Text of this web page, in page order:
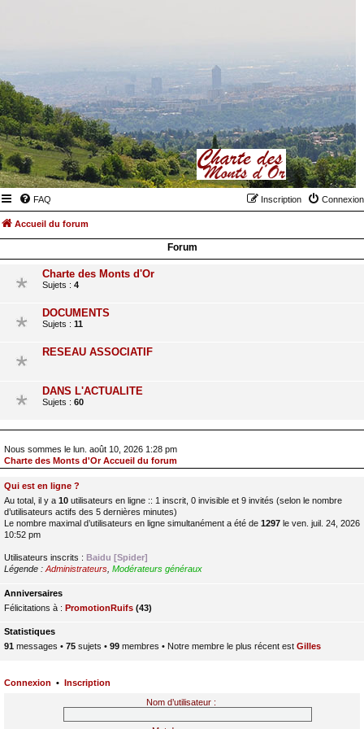
FAQ Connexion
Inscription
Accueil du forum
Forum
Charte des Monts d'Or
Sujets : 4
DOCUMENTS
Sujets : 11
RESEAU ASSOCIATIF
DANS L'ACTUALITE
Sujets : 60
Nous sommes le lun. août 10, 2026 1:28 pm
Charte des Monts d'Or Accueil du forum
Qui est en ligne ?
Au total, il y a 10 utilisateurs en ligne :: 1 inscrit, 0 invisible et 9 invités (selon le nombre
d’utilisateurs actifs des 5 dernières minutes)
Le nombre maximal d’utilisateurs en ligne simultanément a été de 1297 le ven. juil. 24, 2026
10:52 pm
Utilisateurs inscrits : Baidu [Spider]
Légende : Administrateurs Modérateurs généraux
Anniversaires
Félicitations à : PromotionRuifs (43)
Statistiques
91 messages • 75 sujets • 99 membres • Notre membre le plus récent est Gilles
Connexion • Inscription
Nom d’utilisateur :